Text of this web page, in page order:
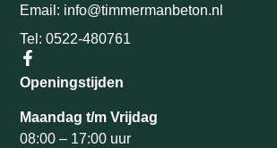
Email: info@timmermanbeton.nl
Tel: 0522-480761
Openingstijden
Maandag t/m Vrijdag
08:00 – 17:00 uur